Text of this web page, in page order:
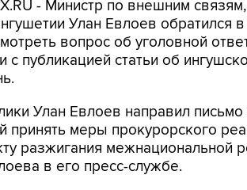
- Министр по внешним
Улан Евлоев обратился
вопрос об уголовной
с публикацией статьи об
Улан Евлоев направил письмо
меры прокурорского
разжигания межнациональной
в его пресс-службе.